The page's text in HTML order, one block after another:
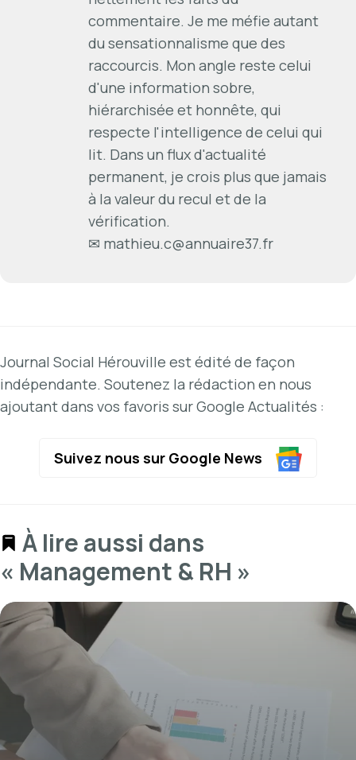
commentaire. Je me méfie autant
du sensationnalisme que des
raccourcis. Mon angle reste celui
d'une information sobre,
hiérarchisée et honnête, qui
respecte l'intelligence de celui qui
lit. Dans un flux d'actualité
permanent, je crois plus que jamais
à la valeur du recul et de la
vérification.
✉ mathieu.c@annuaire37.fr
Journal Social Hérouville est édité de façon
indépendante. Soutenez la rédaction en nous
ajoutant dans vos favoris sur Google Actualités :
Suivez nous sur Google News
À lire aussi dans
« Management & RH »